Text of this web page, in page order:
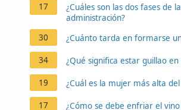
17
¿Cuáles son las dos fases de la
administración?
30
¿Cuánto tarda en formarse
34 ¿Qué significa estar guillao en
19 ¿Cuál es la mujer más alta
17 ¿Cómo se debe enfriar el